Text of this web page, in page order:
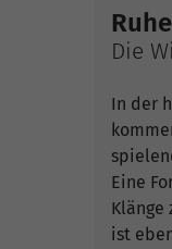
Die
In der
Eine
Klänge
ist